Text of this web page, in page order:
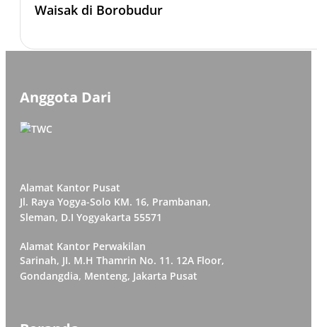
Waisak di Borobudur
Anggota Dari
Alamat Kantor Pusat
Jl. Raya Yogya-Solo KM. 16, Prambanan,
Sleman, D.I Yogyakarta 55571
Alamat Kantor Perwakilan
Sarinah, JI. M.H Thamrin No. 11. 12A Floor,
Gondangdia, Menteng, Jakarta Pusat